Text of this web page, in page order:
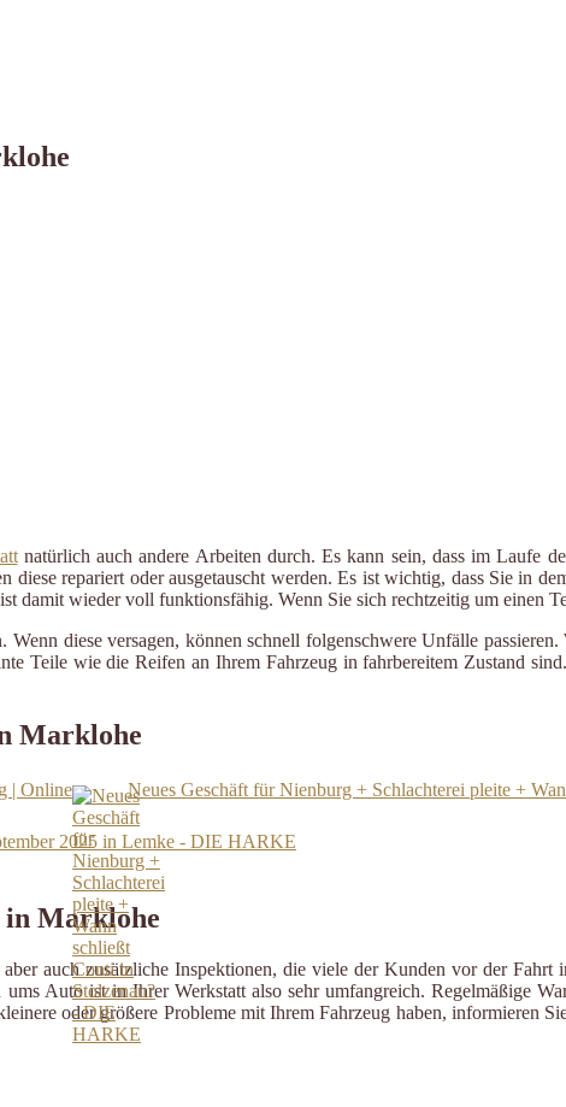
natürlich auch andere Arbeiten durch. Es kann sein, dass im Laufe
diese repariert oder ausgetauscht werden. Es ist wichtig, dass Sie in
damit wieder voll funktionsfähig. Wenn Sie sich rechtzeitig um einen
Wenn diese versagen, können schnell folgenschwere Unfälle
Teile wie die Reifen an Ihrem Fahrzeug in fahrbereitem Zustand
Marklohe
| Online Neues Geschäft für Nienburg + Schlachterei pleite +
2025 in Lemke - DIE HARKE
in Marklohe
auch zusätzliche Inspektionen, die viele der Kunden vor der
Auto ist in Ihrer Werkstatt also sehr umfangreich. Regelmäßige
oder größere Probleme mit Ihrem Fahrzeug haben, informieren